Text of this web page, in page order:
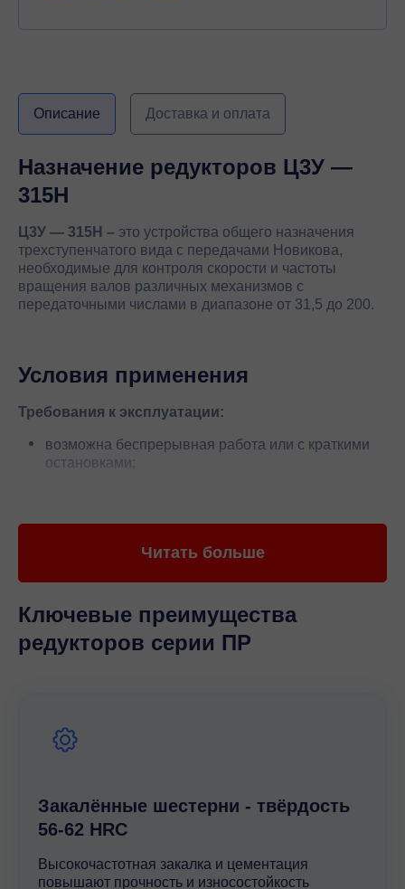
Описание Доставка и оплата
Назначение редукторов Ц3У —
315Н
Ц3У — 315Н – это устройства общего назначения
трехступенчатого вида с передачами Новикова,
необходимые для контроля скорости и частоты
вращения валов различных механизмов с
передаточными числами в диапазоне от 31,5 до 200.
Условия применения
Требования к эксплуатации:
возможна беспрерывная работа или с краткими
остановками;
работоспособность при высокой влажности;
крутящий момент: 20000 Н*м;
частота вращения в обе стороны – 1800 об/мин;
климат У1, У2, УЗ, УХЛ-4, Т1, Т2, ТЗ, О4,
атмосферы типов I, II по ГОСТ 15150-69;
Читать больше
Ключевые преимущества
редукторов серии ПР
Закалённые шестерни - твёрдость
56-62 HRC
Высокочастотная закалка и цементация
повышают прочность и износостойкость